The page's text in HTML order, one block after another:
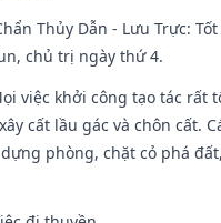
Thủy Dẫn - Lưu Trực:
chủ trị ngày thứ 4.
việc khởi công tạo tác rất
cất lầu gác và chôn cất.
phòng, chặt cỏ phá